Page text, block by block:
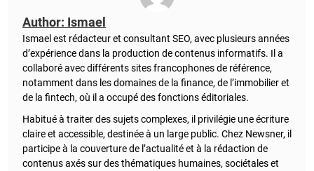
Author: Ismael
Ismael est rédacteur et consultant SEO, avec plusieurs années
d’expérience dans la production de contenus informatifs. Il a
collaboré avec différents sites francophones de référence,
notamment dans les domaines de la finance, de l’immobilier et
de la fintech, où il a occupé des fonctions éditoriales.
Habitué à traiter des sujets complexes, il privilégie une écriture
claire et accessible, destinée à un large public. Chez Newsner, il
participe à la couverture de l’actualité et à la rédaction de
contenus axés sur des thématiques humaines, sociétales et